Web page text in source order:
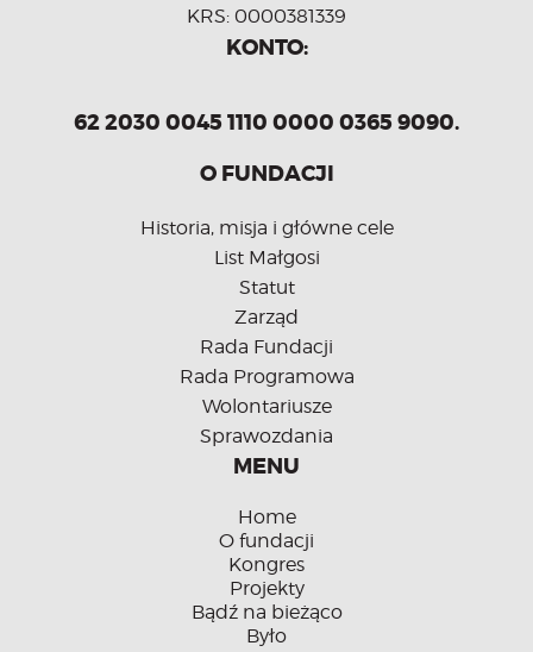
KRS: 0000381339
KONTO:
62 2030 0045 1110 0000 0365 9090.
O FUNDACJI
Historia, misja i główne cele
List Małgosi
Statut
Zarząd
Rada Fundacji
Rada Programowa
Wolontariusze
Sprawozdania
MENU
Home
O fundacji
Kongres
Projekty
Bądź na bieżąco
Było